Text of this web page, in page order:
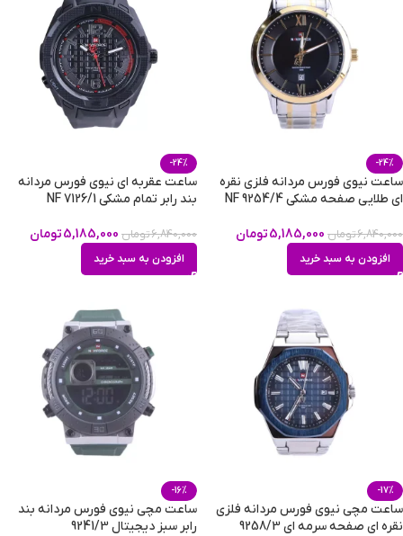
-24%
ساعت نیوی فورس مردانه فلزی نقره
ای طلایی صفحه مشکی NF 9254/4
6,840,000تومان 5,185,000تومان
افزودن به سبد خرید
-24%
ساعت عقربه ای نیوی فورس مردانه
بند رابر تمام مشکی NF 7126/1
6,840,000تومان 5,185,000تومان
افزودن به سبد خرید
-17%
ساعت مچی نیوی فورس مردانه فلزی
نقره ای صفحه سرمه ای 9258/3
-16%
ساعت مچی نیوی فورس مردانه بند
رابر سبز دیجیتال 9241/3